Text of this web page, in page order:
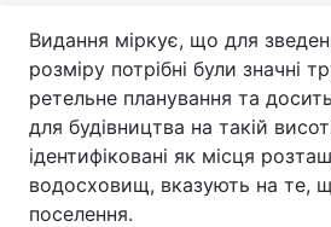
Видання міркує, що для
розміру потрібні були значні
ретельне планування та
для будівництва на такій
ідентифіковані як місця
водосховищ, вказують на те,
поселення.